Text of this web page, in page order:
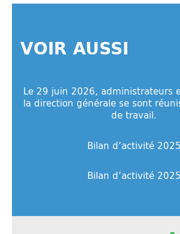
VOIR AUSSI
Le 29 juin 2026, administrateurs
la direction générale se sont
de travail.
Bilan d’activité 2025
Bilan d’activité 2025